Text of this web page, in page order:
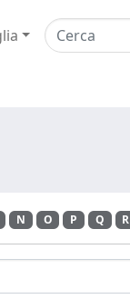
N O P Q R